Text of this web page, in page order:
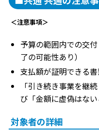
＜注意事項＞
予算の範囲内での交
了の可能性あり）
支払額が証明できる
「引き続き事業を継
び「金額に虚偽はな
対象者の詳細